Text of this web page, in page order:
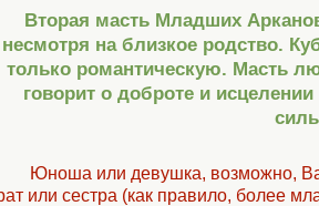
Вторая масть Младших
несмотря на близкое родство.
только романтическую. Масть
говорит о доброте и
Юноша или девушка, возможно,
или сестра (как правило, более